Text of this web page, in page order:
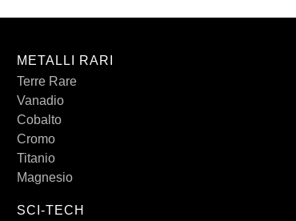
METALLI RARI
Terre Rare
Vanadio
Cobalto
Cromo
Titanio
Magnesio
SCI-TECH